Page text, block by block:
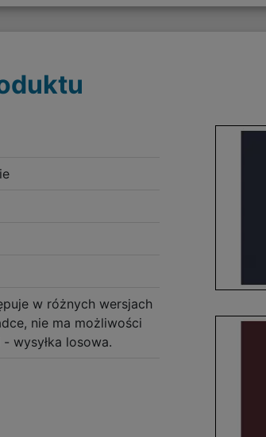
w różnych wersjach
nie ma możliwości
wysyłka losowa.